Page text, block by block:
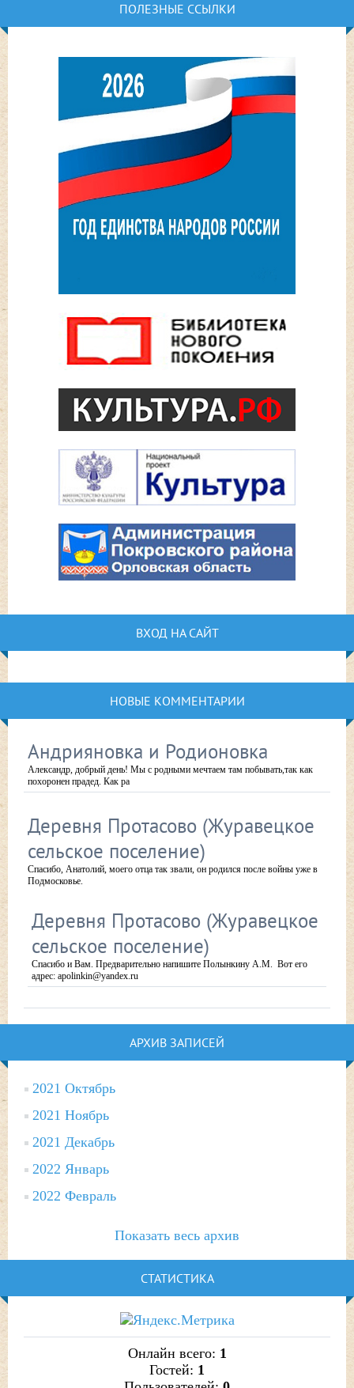
ПОЛЕЗНЫЕ ССЫЛКИ
ВХОД НА САЙТ
НОВЫЕ КОММЕНТАРИИ
Андрияновка и Родионовка
Александр, добрый день! Мы с родными мечтаем там побывать,так как
похоронен прадед. Как ра
Деревня Протасово (Журавецкое
сельское поселение)
Спасибо, Анатолий, моего отца так звали, он родился после войны уже в
Подмосковье.
Деревня Протасово (Журавецкое
сельское поселение)
Спасибо и Вам. Предварительно напишите Полынкину А.М. Вот его
адрес: apolinkin@yandex.ru
АРХИВ ЗАПИСЕЙ
2021 Октябрь
2021 Ноябрь
2021 Декабрь
2022 Январь
2022 Февраль
Показать весь архив
СТАТИСТИКА
Онлайн всего: 1
Гостей: 1